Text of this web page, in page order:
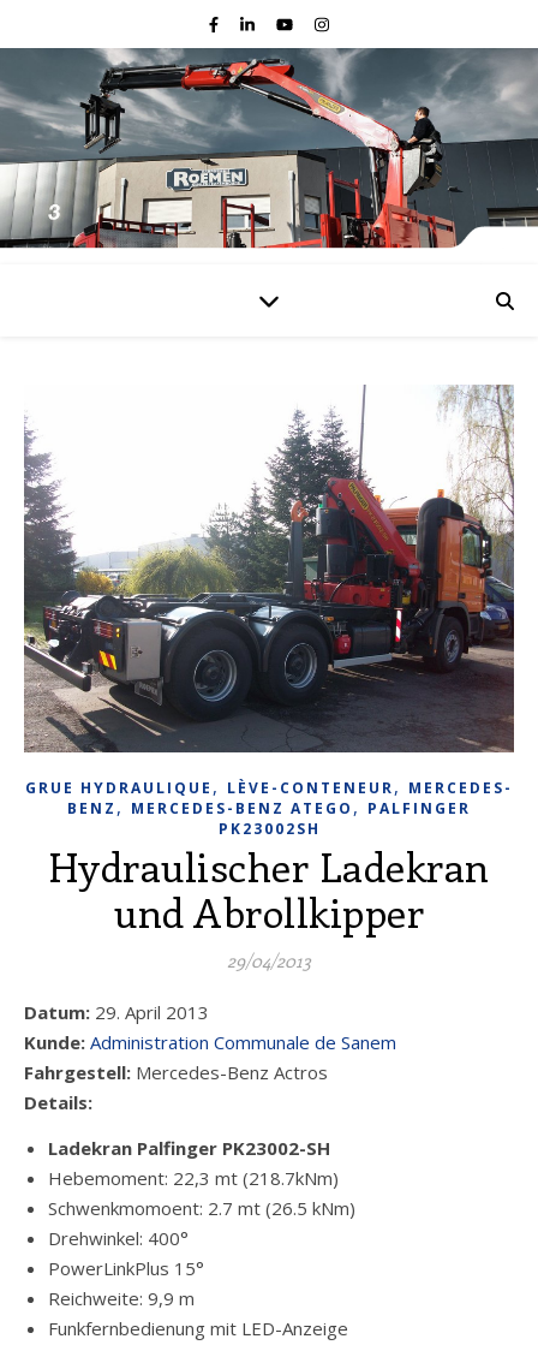
GRUE HYDRAULIQUE , LÈVE-CONTENEUR, MERCEDES-
BENZ , MERCEDES-BENZ ATEGO , PALFINGER
PK23002SH
Hydraulischer Ladekran
und Abrollkipper
29/04/2013
Datum: 29. April 2013
Kunde: Administration Communale de Sanem
Fahrgestell: Mercedes-Benz Actros
Details:
Ladekran Palfinger PK23002-SH
Hebemoment: 22,3 mt (218.7kNm)
Schwenkmomoent: 2.7 mt (26.5 kNm)
Drehwinkel: 400°
PowerLinkPlus 15°
Reichweite: 9,9 m
Funkfernbedienung mit LED-Anzeige